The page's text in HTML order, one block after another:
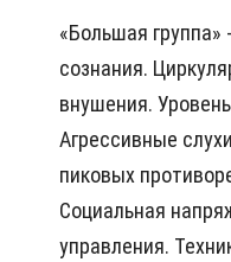
«Большая группа»
сознания.
внушения.
Агрессивные
пиковых
Социальная
управления.